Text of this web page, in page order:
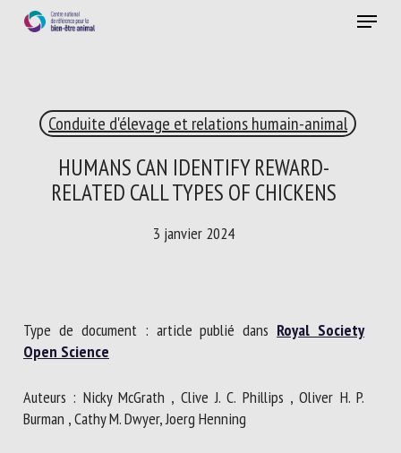
Menu
Conduite d'élevage et relations humain-animal
HUMANS CAN IDENTIFY REWARD-
RELATED CALL TYPES OF CHICKENS
3 janvier 2024
Type de document : article publié dans Royal Society
Open Science
Auteurs : Nicky McGrath , Clive J. C. Phillips , Oliver H. P.
Burman , Cathy M. Dwyer, Joerg Henning
RECEVEZ CHAQUE MOIS GRATUITEMENT
ANIMAL
Veuillez remplir le formulaire ci-dessous pour vous inscrire à
notre newsletter :
Nom *